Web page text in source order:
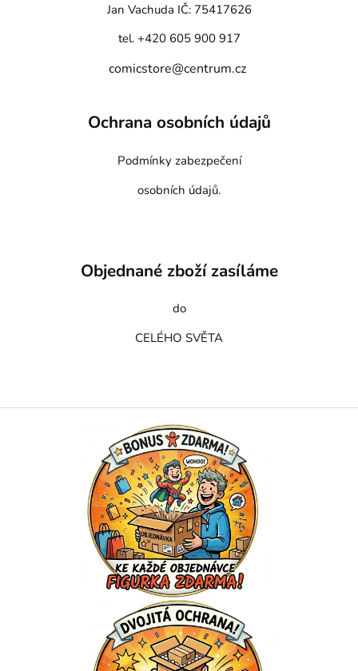
Jan Vachuda IČ: 75417626
tel. +420 605 900 917
comicstore@centrum.cz
Ochrana osobních údajů
Podmínky zabezpečení
osobních údajů.
Objednané zboží zasíláme
do
CELÉHO SVĚTA